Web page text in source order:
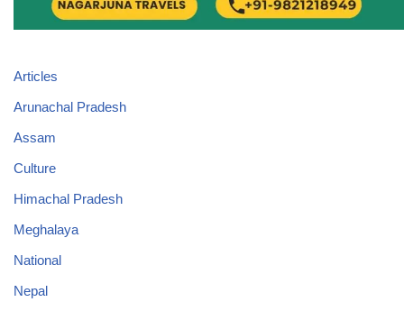
Articles
Arunachal Pradesh
Assam
Culture
Himachal Pradesh
Meghalaya
National
Nepal